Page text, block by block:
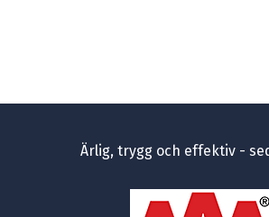
Ärlig, trygg och effektiv -